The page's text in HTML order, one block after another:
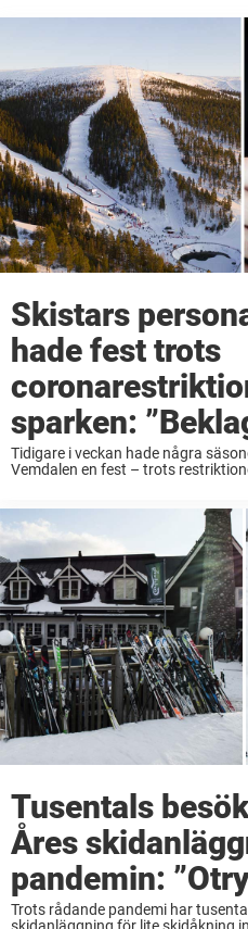
Skistars
hade fest trots
sparken:
Tidigare i veckan hade några
Vemdalen en fest – trots
Tusentals
Åres
pandemin:
Trots rådande pandemi har
skidanläggning för lite skidåkning